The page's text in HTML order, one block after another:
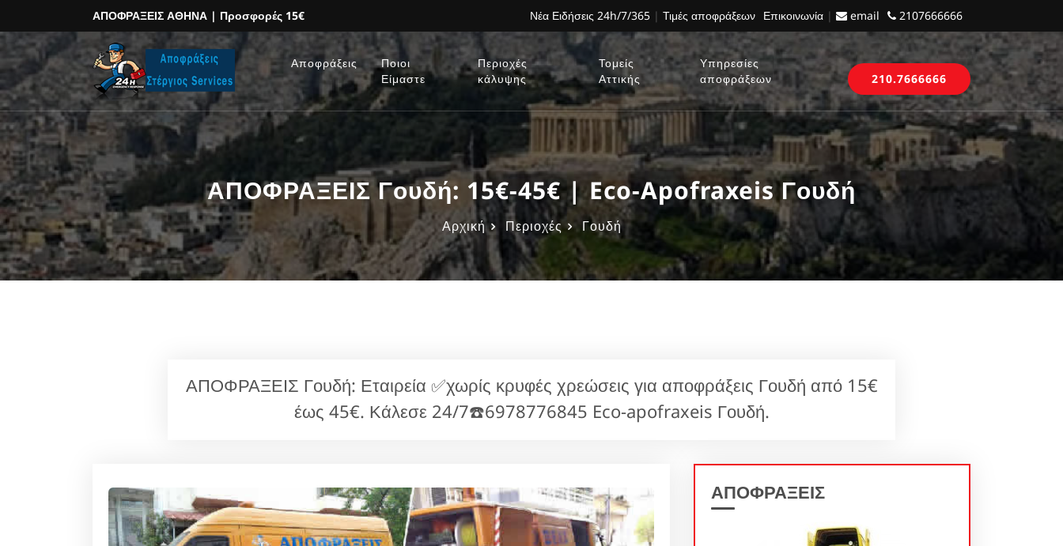
ΑΠΟΦΡΑΞΕΙΣ ΑΘΗΝΑ | Προσφορές 15€ Νέα Ειδήσεις 24h/7/365 | Τιμές αποφράξεων Επικοινωνία | email 2107666666
Αποφράξεις
Ποιοι
Είμαστε
Περιοχές
κάλυψης
Τομείς
Αττικής
Υπηρεσίες
αποφράξεων
210.7666666
ΑΠΟΦΡΑΞΕΙΣ Γουδή: 15€-45€ | Eco-Apofraxeis Γουδή
Αρχική Περιοχές Γουδή
ΑΠΟΦΡΑΞΕΙΣ Γουδή: Εταιρεία ✅χωρίς κρυφές χρεώσεις για αποφράξεις Γουδή από 15€
έως 45€. Κάλεσε 24/7☎️6978776845 Eco-apofraxeis Γουδή.
ΑΠΟΦΡΑΞΕΙΣ